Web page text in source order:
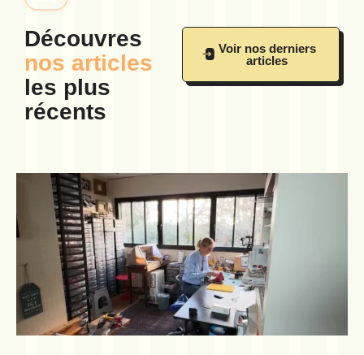
Découvres
nos articles
les plus
récents
Voir nos derniers
articles